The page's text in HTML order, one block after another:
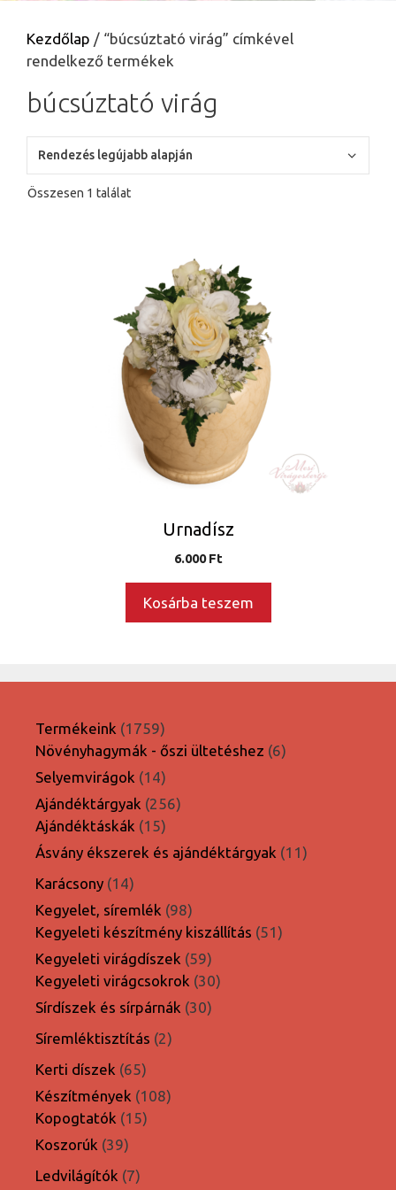
Kezdőlap / “búcsúztató virág” címkével
rendelkező termékek
búcsúztató virág
Összesen 1 találat
Urnadísz
6.000Ft
Kosárba teszem
Termékeink 17591759
termék
Növényhagymák - őszi ültetéshez 66
Selyemvirágok 1414
termék
Ajándéktárgyak 256256
Ajándéktáskák 1515
termék
Ásvány ékszerek és ajándéktárgyak 1111
Karácsony 1414
termék
Kegyelet, síremlék 9898
termék
Kegyeleti készítmény kiszállítás 5151
Kegyeleti virágdíszek 5959
termék
Kegyeleti virágcsokrok 3030
Sírdíszek és sírpárnák 3030
Síremléktisztítás 22
Kerti díszek 6565
termék
Készítmények 108108
Kopogtatók 1515
Koszorúk 3939
termék
Ledvilágítók 77